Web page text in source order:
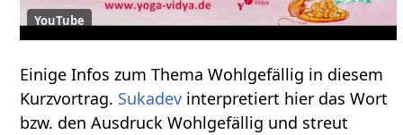
YouTube
Einige Infos zum Thema Wohlgefällig‏‎ in diesem
Kurzvortrag. Sukadev interpretiert hier das Wort
bzw. den Ausdruck Wohlgefällig‏‎ und streut